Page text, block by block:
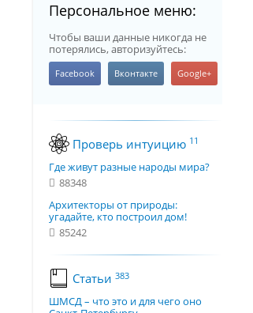
Персональное меню:
Чтобы ваши данные никогда не
потерялись, авторизуйтесь:
Проверь интуицию 11
Где живут разные народы мира?
88348
Архитекторы от природы:
угадайте, кто построил дом!
85242
Статьи 383
ШМСД – что это и для чего оно